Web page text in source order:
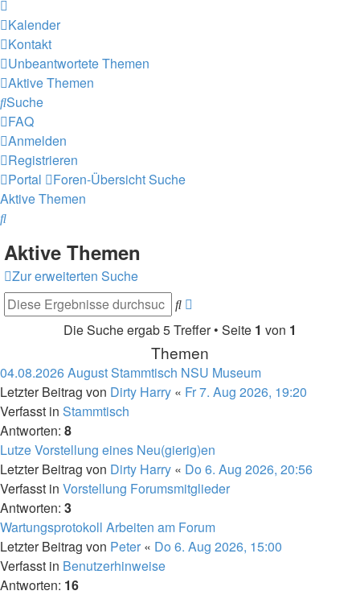
Kalender
Kontakt
Unbeantwortete Themen
Aktive Themen
Suche
FAQ
Anmelden
Registrieren
Portal
Foren-ÜbersichtSuche
Aktive Themen
Suche
Aktive Themen
Zur erweiterten Suche
Suche
Die Suche ergab 5 Treffer • Seite 1 von 1
Themen
04.08.2026 August Stammtisch NSU Museum
Letzter Beitrag von Dirty Harry « Fr 7. Aug 2026, 19:20
Verfasst in Stammtisch
Antworten: 8
Lutze Vorstellung eines Neu(gierig)en
Letzter Beitrag von Dirty Harry « Do 6. Aug 2026, 20:56
Verfasst in Vorstellung Forumsmitglieder
Antworten: 3
Wartungsprotokoll Arbeiten am Forum
Letzter Beitrag von Peter « Do 6. Aug 2026, 15:00
Verfasst in Benutzerhinweise
Antworten: 16